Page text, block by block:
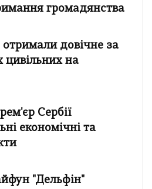
громадянства
отримали довічне за
цивільних на
Сербії
економічні та
"Дельфін"